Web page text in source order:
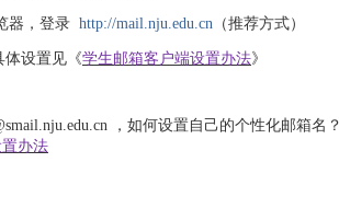
器，登录 http://mail.nju.edu.cn （推荐方式）
体设置见《学生邮箱客户端设置办法》
，如何设置自己的个性化邮箱名？
办法